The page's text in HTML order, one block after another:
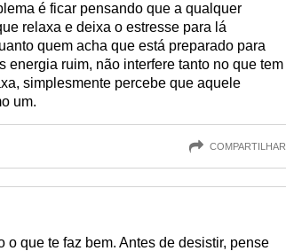
é ficar pensando que a qualquer
relaxa e deixa o estresse para lá
quem acha que está preparado para
energia ruim, não interfere tanto no que tem
simplesmente percebe que aquele
um.
COMPARTILHAR
o que te faz bem. Antes de desistir, pense